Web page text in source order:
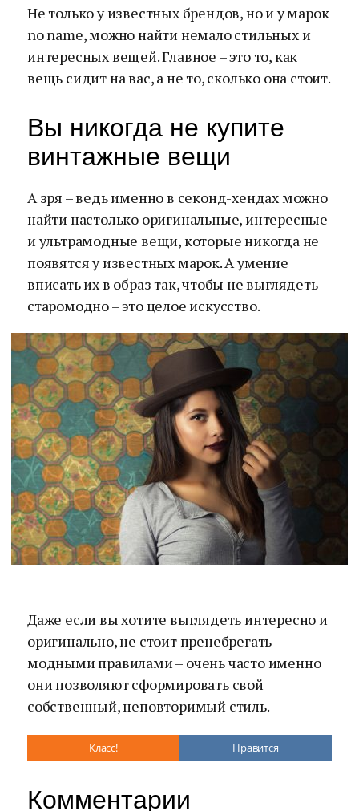
Не только у известных брендов, но и у марок
no name, можно найти немало стильных и
интересных вещей. Главное – это то, как
вещь сидит на вас, а не то, сколько она стоит.
Вы никогда не купите
винтажные вещи
А зря – ведь именно в секонд-хендах можно
найти настолько оригинальные, интересные
и ультрамодные вещи, которые никогда не
появятся у известных марок. А умение
вписать их в образ так, чтобы не выглядеть
старомодно – это целое искусство.
Даже если вы хотите выглядеть интересно и
оригинально, не стоит пренебрегать
модными правилами – очень часто именно
они позволяют сформировать свой
собственный, неповторимый стиль.
Класс! Нравится
Комментарии